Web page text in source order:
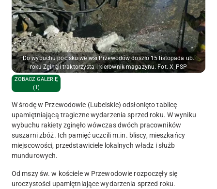
Do wybuchu pocisku we wsi Przewodów doszło 15 listopada ub.
roku Zginęli traktorzysta i kierownik magazynu. Fot. X_PSP
ZOBACZ GALERIĘ
(1)
W środę w Przewodowie (Lubelskie) odsłonięto tablicę
upamiętniającą tragiczne wydarzenia sprzed roku. W wyniku
wybuchu rakiety zginęło wówczas dwóch pracowników
suszarni zbóż. Ich pamięć uczcili m.in. bliscy, mieszkańcy
miejscowości, przedstawiciele lokalnych władz i służb
mundurowych.
Od mszy św. w kościele w Przewodowie rozpoczęły się
uroczystości upamiętniające wydarzenia sprzed roku.